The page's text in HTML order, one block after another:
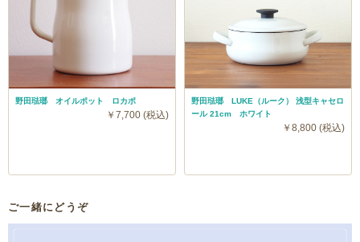
野田琺瑯 オイルポット ロカポ
￥7,700 (税込)
野田琺瑯 LUKE（ルーク） 浅型キャセロ
ール 21cm ホワイト
￥8,800 (税込)
ご一緒にどうぞ